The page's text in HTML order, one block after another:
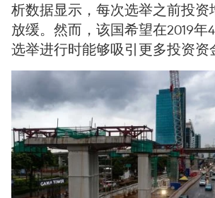
析数据显示，每次选举之前投资
放缓。然而，该国希望在2019年
选举进行时能够吸引更多投资资